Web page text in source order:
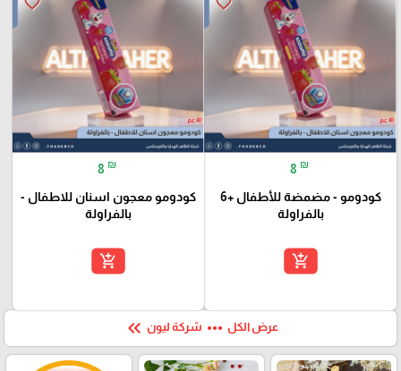
8 ₪
كودومو - مضمضة للأطفال +6
بالفراولة
add_shopping_cart
8 ₪
كودومو معجون اسنان للاطفال -
بالفراولة
add_shopping_cart
عرض الكل more_horiz شركة ليون keyboard_double_arrow_left